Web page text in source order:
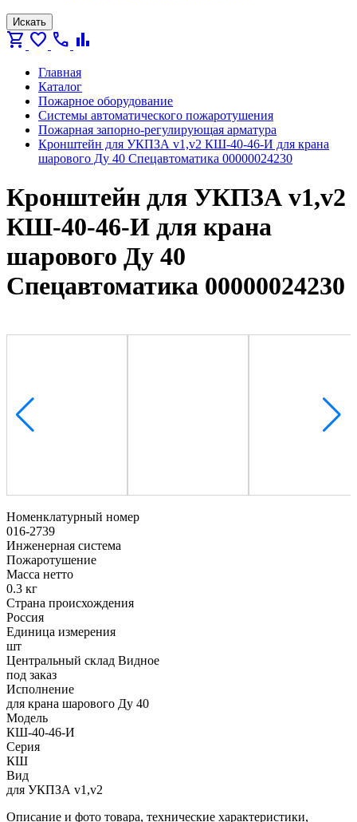
Искать
shopping_cart favorite call bar_chart
Главная
Каталог
Пожарное оборудование
Системы автоматического пожаротушения
Пожарная запорно-регулирующая арматура
Кронштейн для УКПЗА v1,v2 КШ-40-46-И для крана
шарового Ду 40 Спецавтоматика 00000024230
Кронштейн для УКПЗА v1,v2
КШ-40-46-И для крана
шарового Ду 40
Спецавтоматика 00000024230
Номенклатурный номер
016-2739
Инженерная система
Пожаротушение
Масса нетто
0.3 кг
Страна происхождения
Россия
Единица измерения
шт
Центральный склад Видное
под заказ
Исполнение
для крана шарового Ду 40
Модель
КШ-40-46-И
Серия
КШ
Вид
для УКПЗА v1,v2
Описание и фото товара, технические характеристики,